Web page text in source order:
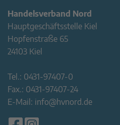
Handelsverband Nord
Hauptgeschäftsstelle Kiel
Hopfenstraße 65
24103 Kiel
Tel.: 0431-97407-0
Fax.: 0431-97407-24
E-Mail: info@hvnord.de